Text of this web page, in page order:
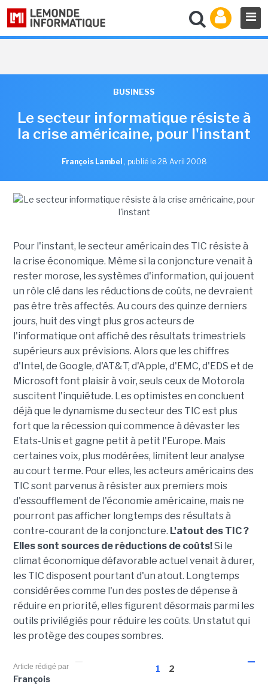
BUSINESS
Le secteur informatique résiste à
la crise américaine, pour l'instant
François Lambel , publié le 28 Avril 2008
Pour l'instant, le secteur américain des TIC résiste à
la crise économique. Même si la conjoncture venait à
rester morose, les systèmes d'information, qui jouent
un rôle clé dans les réductions de coûts, ne devraient
pas être très affectés. Au cours des quinze derniers
jours, huit des vingt plus gros acteurs de
l'informatique ont affiché des résultats trimestriels
supérieurs aux prévisions. Alors que les chiffres
d'Intel, de Google, d'AT&T, d'Apple, d'EMC, d'EDS et de
Microsoft font plaisir à voir, seuls ceux de Motorola
suscitent l'inquiétude. Les optimistes en concluent
déjà que le dynamisme du secteur des TIC est plus
fort que la récession qui commence à dévaster les
Etats-Unis et gagne petit à petit l'Europe. Mais
certaines voix, plus modérées, limitent leur analyse
au court terme. Pour elles, les acteurs américains des
TIC sont parvenus à résister aux premiers mois
d'essoufflement de l'économie américaine, mais ne
pourront pas afficher longtemps des résultats à
contre-courant de la conjoncture. L'atout des TIC ?
Elles sont sources de réductions de coûts!Si le
climat économique défavorable actuel venait à durer,
les TIC disposent pourtant d'un atout. Longtemps
considérées comme l'un des postes de dépense à
réduire en priorité, elles figurent désormais parmi les
outils privilégiés pour réduire les coûts. Un statut qui
les protège des coupes sombres.
1 2
Article rédigé par
François